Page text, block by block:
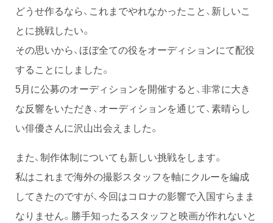
どうせ作るなら、これまでやれなかったこと、新しいこ
とに挑戦したい。
その思いから、ほぼ全ての役をオーディションにて配役
することにしました。
5月に公募のオーディションを開催すると、非常に大き
な反響をいただき、オーディションを通じて、素晴らし
い俳優さんに沢山出会えました。
また、制作体制についても新しい挑戦をします。
私はこれまで海外の撮影スタッフを軸にクルーを編成
してきたのですが、今回はコロナの影響で入国すらまま
なりません。勝手知ったるスタッフと映画が作れないと